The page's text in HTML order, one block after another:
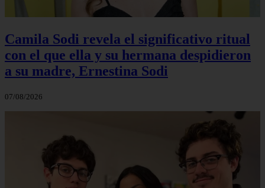
Camila Sodi revela el significativo ritual
con el que ella y su hermana despidieron
a su madre, Ernestina Sodi
07/08/2026